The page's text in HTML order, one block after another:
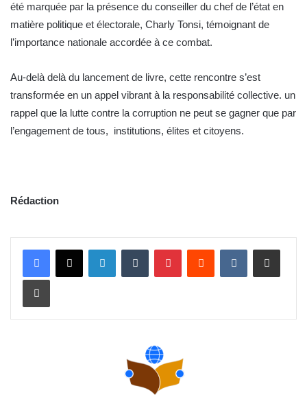
été marquée par la présence du conseiller du chef de l’état en
matière politique et électorale, Charly Tonsi, témoignant de
l’importance nationale accordée à ce combat.
Au-delà delà du lancement de livre, cette rencontre s’est
transformée en un appel vibrant à la responsabilité collective. un
rappel que la lutte contre la corruption ne peut se gagner que par
l’engagement de tous, institutions, élites et citoyens.
Rédaction